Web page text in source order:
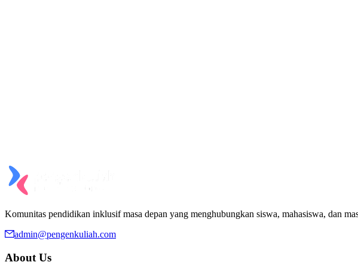
Komunitas pendidikan inklusif masa depan yang menghubungkan siswa, mahasiswa, dan
admin@pengenkuliah.com
About Us